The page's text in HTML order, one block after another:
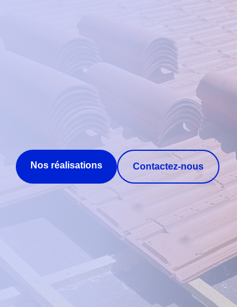
Nos réalisations Contactez-nous